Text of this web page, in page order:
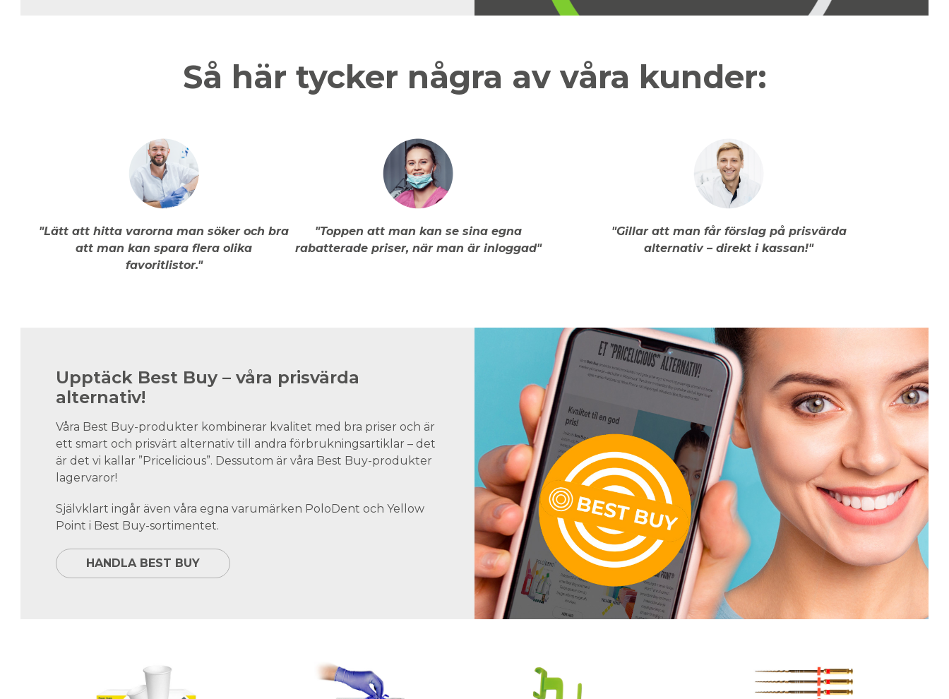
Så här tycker några av våra kunder:
"Lätt att hitta varorna man söker och bra
att man kan spara flera olika
favoritlistor."
"Toppen att man kan se sina egna
rabatterade priser, när man är inloggad"
"Gillar att man får förslag på prisvärda
alternativ – direkt i kassan!"
Upptäck Best Buy – våra prisvärda
alternativ!
Våra Best Buy-produkter kombinerar kvalitet med bra priser och är
ett smart och prisvärt alternativ till andra förbrukningsartiklar – det
är det vi kallar ”Pricelicious”. Dessutom är våra Best Buy-produkter
lagervaror!
Självklart ingår även våra egna varumärken PoloDent och Yellow
Point i Best Buy-sortimentet.
HANDLA BEST BUY